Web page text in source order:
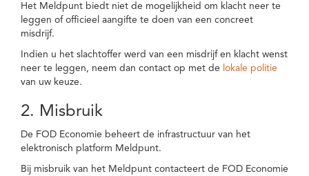
Het Meldpunt biedt niet de mogelijkheid om klacht neer te
leggen of officieel aangifte te doen van een concreet
misdrijf.
Indien u het slachtoffer werd van een misdrijf en klacht wenst
neer te leggen, neem dan contact op met de lokale politie
van uw keuze.
2. Misbruik
De FOD Economie beheert de infrastructuur van het
elektronisch platform Meldpunt.
Bij misbruik van het Meldpunt contacteert de FOD Economie